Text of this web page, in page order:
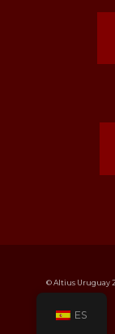
© Altius Uruguay
ES